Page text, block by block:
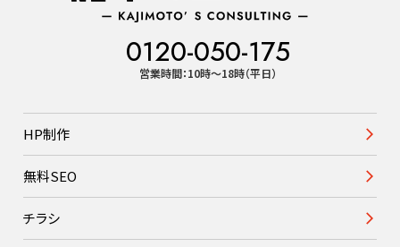
0120-050-175
営業時間：10時〜18時（平日）
HP制作
無料SEO
チラシ